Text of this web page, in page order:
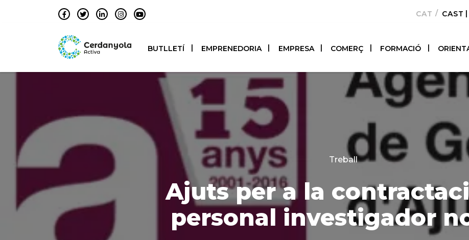
CATALÀ |
BUTLLETÍ EMPRENEDORIA EMPRESA COMERÇ FORMACIÓ
Categories
Treball
Ajuts per a la
personal investigador